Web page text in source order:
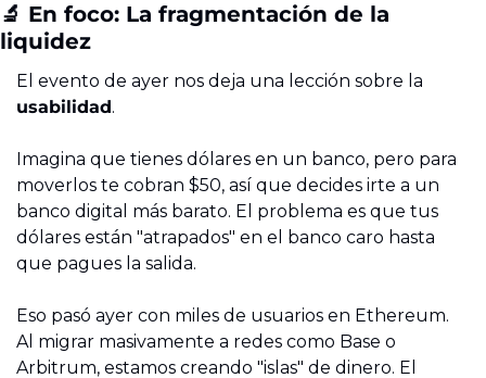
🔬 En foco: La fragmentación de la
liquidez
usabilidad.
Imagina que tienes dólares en un banco, pero para
moverlos te cobran $50, así que decides irte a un
banco digital más barato. El problema es que tus
dólares están "atrapados" en el banco caro hasta
que pagues la salida.
Eso pasó ayer con miles de usuarios en Ethereum.
Al migrar masivamente a redes como Base o
Arbitrum, estamos creando "islas" de dinero. El